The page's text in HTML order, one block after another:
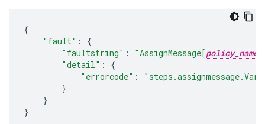
{
"fault" :
{
"faultstring" : "AssignMessage[policy_name
"detail" :
{
"errorcode" :
}
}
}